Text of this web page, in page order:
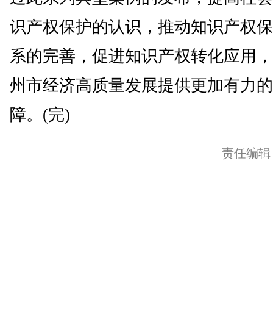
识产权保护的认识，推动知识产权
系的完善，促进知识产权转化应用
州市经济高质量发展提供更加有力
障。(完)
责任编